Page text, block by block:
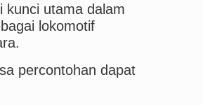
kunci utama dalam
lokomotif
percontohan dapat